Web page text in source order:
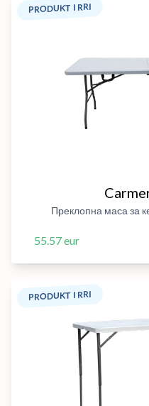
PRODUKT I RRI
Преклопна маса за
55.57 eur
PRODUKT I RRI